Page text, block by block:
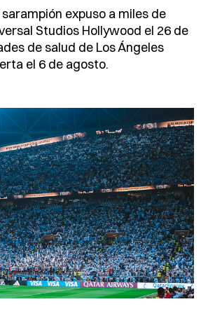
expuso a miles de
Studios Hollywood el 26 de
de salud de Los Ángeles
el 6 de agosto.